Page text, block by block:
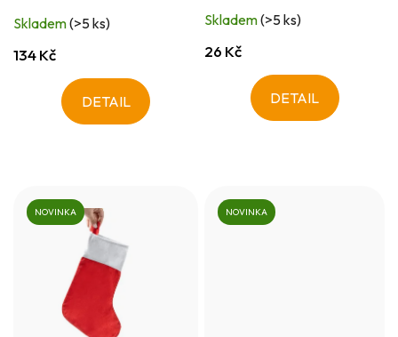
Skladem(>5 ks)
134 Kč
DETAIL
Skladem(>5 ks)
26 Kč
DETAIL
NOVINKA NOVINKA